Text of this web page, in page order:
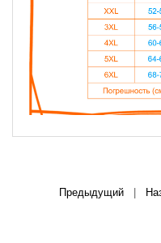
Предыдущий|